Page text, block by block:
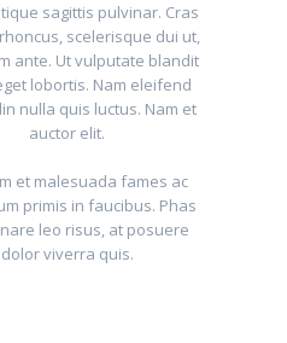
sagittis pulvinar. Cras
scelerisque dui ut,
ante. Ut vulputate blandit
lobortis. Nam eleifend
nulla quis luctus. Nam et
auctor elit.
et malesuada fames ac
primis in faucibus. Phas
leo risus, at posuere
dolor viverra quis.